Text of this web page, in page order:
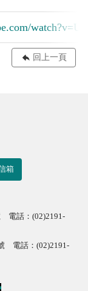
回上一頁
箱
電話：(02)2191-
電話：(02)2191-